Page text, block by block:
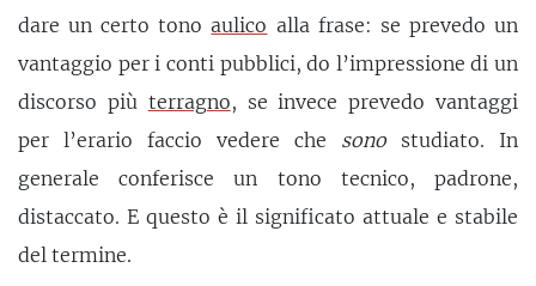
dare un certo tonoaulico alla frase: se prevedo un
vantaggio per i conti pubblici, do l’impressione di un
discorso più terragno, se invece prevedo vantaggi
per l’erario faccio vedere che sono studiato. In
generale conferisce un tono tecnico, padrone,
distaccato. E questo è il significato attuale e stabile
del termine.